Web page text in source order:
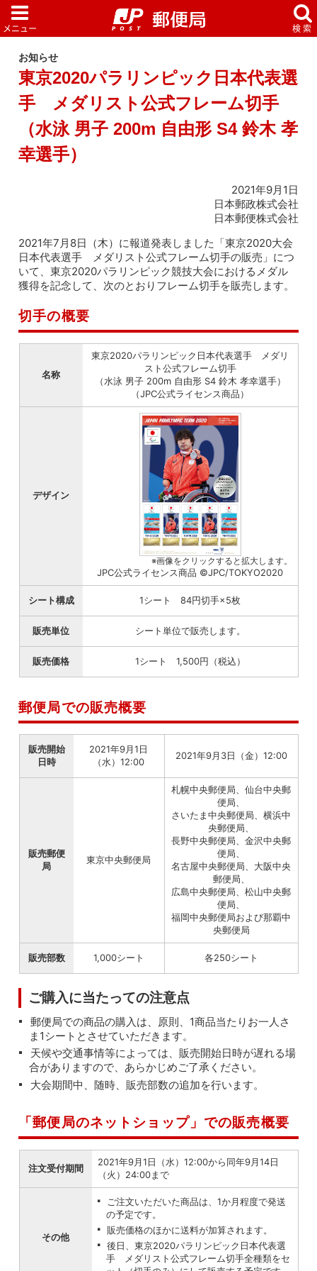
お知らせ
東京2020パラリンピック日本代表選
手 メダリスト公式フレーム切手
（水泳 男子 200m 自由形 S4 鈴木 孝
幸選手）
2021年9月1日
日本郵政株式会社
日本郵便株式会社
2021年7月8日（木）に報道発表しました「東京2020大会
日本代表選手 メダリスト公式フレーム切手の販売」につ
いて、東京2020パラリンピック競技大会におけるメダル
獲得を記念して、次のとおりフレーム切手を販売します。
切手の概要
名称
東京2020パラリンピック日本代表選手 メダリ
スト公式フレーム切手
（水泳 男子 200m 自由形 S4 鈴木 孝幸選手）
（JPC公式ライセンス商品）
デザイン
※画像をクリックすると拡大します。
JPC公式ライセンス商品 ©JPC/TOKYO2020
シート構成 1シート 84円切手×5枚
販売単位 シート単位で販売します。
販売価格 1シート 1,500円（税込）
郵便局での販売概要
販売開始
日時
2021年9月1日
（水）12:00
2021年9月3日（金）12:00
販売郵便
局
東京中央郵便局
札幌中央郵便局、仙台中央郵
便局、
さいたま中央郵便局、横浜中
央郵便局、
長野中央郵便局、金沢中央郵
便局、
名古屋中央郵便局、大阪中央
郵便局、
広島中央郵便局、松山中央郵
便局、
福岡中央郵便局および那覇中
央郵便局
販売部数 1,000シート 各250シート
ご購入に当たっての注意点
郵便局での商品の購入は、原則、1商品当たりお一人さ
ま1シートとさせていただきます。
天候や交通事情等によっては、販売開始日時が遅れる場
合がありますので、あらかじめご了承ください。
大会期間中、随時、販売部数の追加を行います。
「郵便局のネットショップ」での販売概要
注文受付期間
2021年9月1日（水）12:00から同年9月14日
（火）24:00まで
その他
ご注文いただいた商品は、1か月程度で発送
の予定です。
販売価格のほかに送料が加算されます。
後日、東京2020パラリンピック日本代表選
手 メダリスト公式フレーム切手全種類をセ